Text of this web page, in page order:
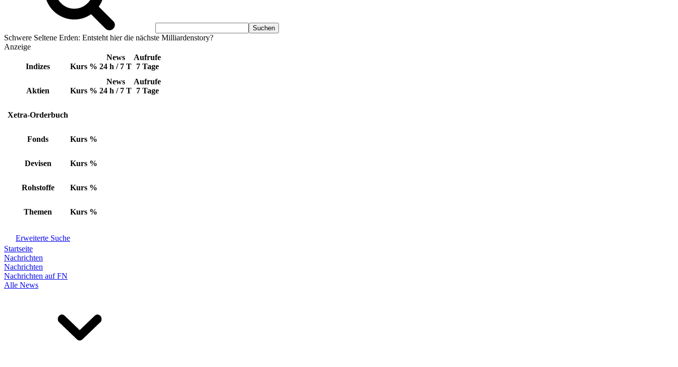
Schwere Seltene Erden: Entsteht hier die nächste Milliardenstory?
Anzeige
Indizes Kurs %
News
24 h / 7 T
Aufrufe
7 Tage
Aktien Kurs %
News
24 h / 7 T
Aufrufe
7 Tage
Xetra-Orderbuch
Fonds Kurs %
Devisen Kurs %
Rohstoffe Kurs %
Themen Kurs %
Erweiterte Suche
Startseite
Nachrichten
Nachrichten
Nachrichten auf FN
Alle News